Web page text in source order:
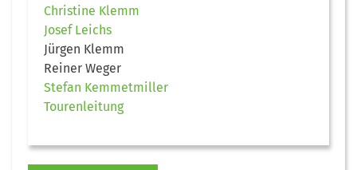
Christine Klemm
Josef Leichs
Jürgen Klemm
Reiner Weger
Stefan Kemmetmiller
Tourenleitung